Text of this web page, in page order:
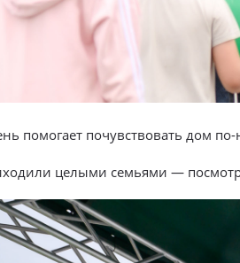
помогает почувствовать дом
целыми семьями —